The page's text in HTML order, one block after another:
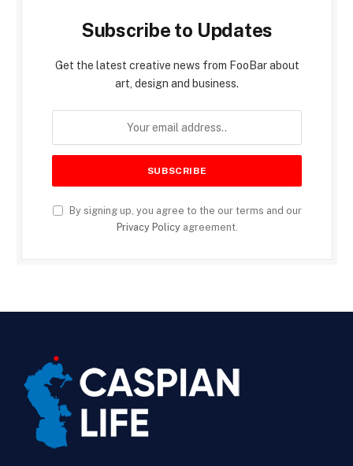
Subscribe to Updates
Get the latest creative news from FooBar about
art, design and business.
By signing up, you agree to the our terms and our
Privacy Policyagreement.